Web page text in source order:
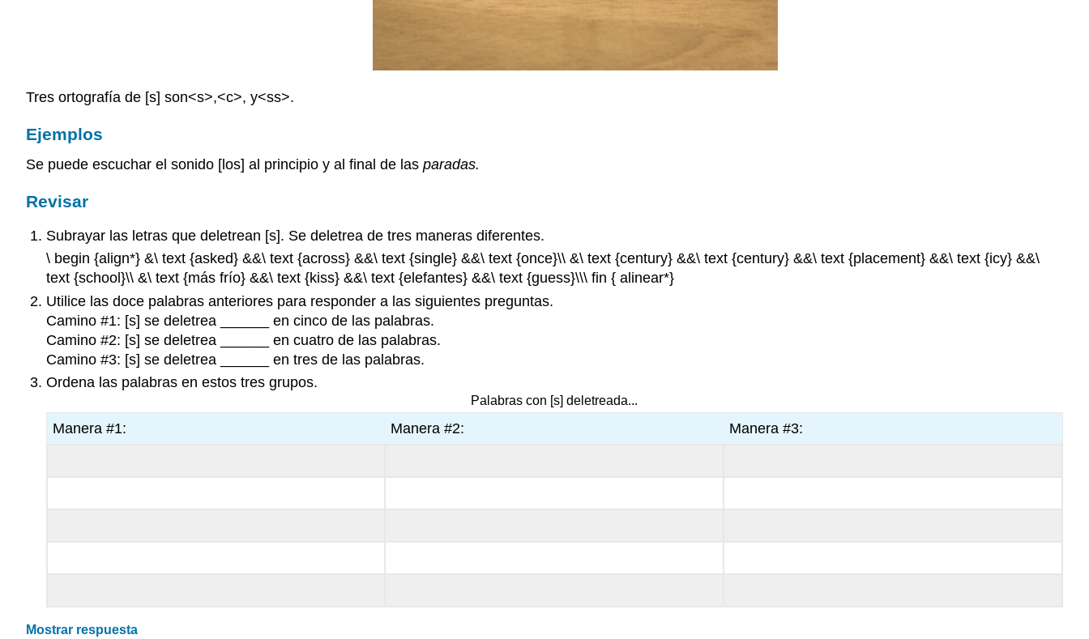
Tres ortografía de [s] son<s>,<c>, y<ss>.
Ejemplos
Se puede escuchar el sonido [los] al principio y al final de las paradas.
Revisar
Subrayar las letras que deletrean [s]. Se deletrea de tres maneras diferentes.
\ begin {align*} &\ text {asked} &&\ text {across} &&\ text {single} &&\ text {once}\\ &\ text {century} &&\ text {century} &&\ text {placement} &&\ text {icy} &&\
text {school}\\ &\ text {más frío} &&\ text {kiss} &&\ text {elefantes} &&\ text {guess}\\\ fin { alinear*}
Utilice las doce palabras anteriores para responder a las siguientes preguntas.
Camino #1: [s] se deletrea ______ en cinco de las palabras.
Camino #2: [s] se deletrea ______ en cuatro de las palabras.
Camino #3: [s] se deletrea ______ en tres de las palabras.
Ordena las palabras en estos tres grupos.
Palabras con [s] deletreada...
Manera #1: Manera #2: Manera #3:
Mostrar respuesta